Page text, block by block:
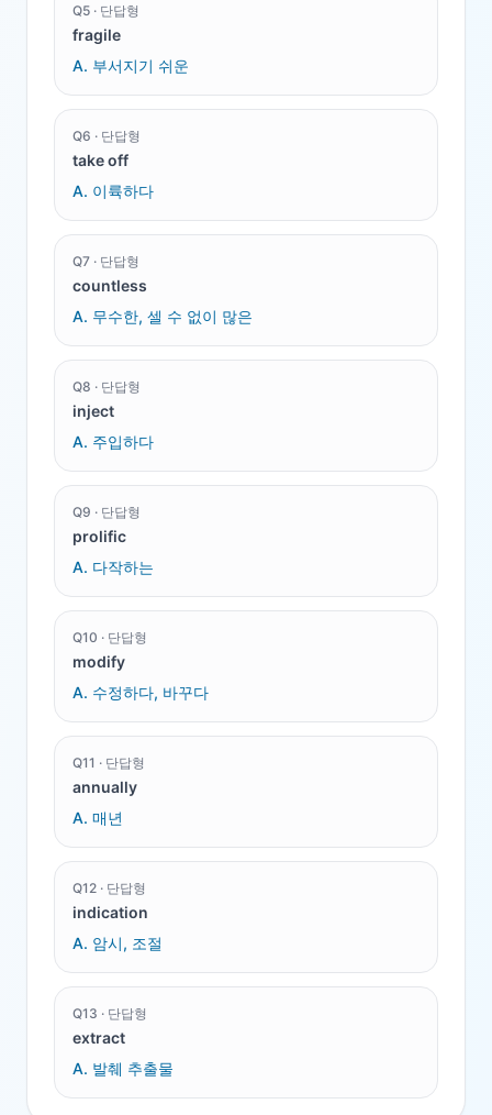
Q5 · 단답형
fragile
A. 부서지기 쉬운
Q6 · 단답형
take off
A. 이륙하다
Q7 · 단답형
countless
A. 무수한, 셀 수 없이 많은
Q8 · 단답형
inject
A. 주입하다
Q9 · 단답형
prolific
A. 다작하는
Q10 · 단답형
modify
A. 수정하다, 바꾸다
Q11 · 단답형
annually
A. 매년
Q12 · 단답형
indication
A. 암시, 조절
Q13 · 단답형
extract
A. 발췌 추출물